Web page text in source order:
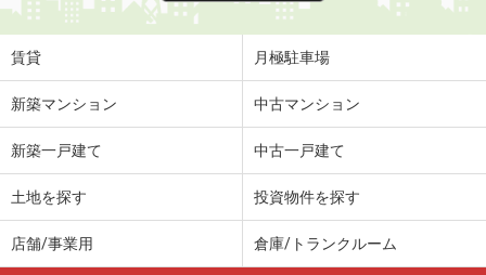
賃貸 月極駐車場
新築マンション 中古マンション
新築一戸建て 中古一戸建て
土地を探す 投資物件を探す
店舗/事業用 倉庫/トランクルーム